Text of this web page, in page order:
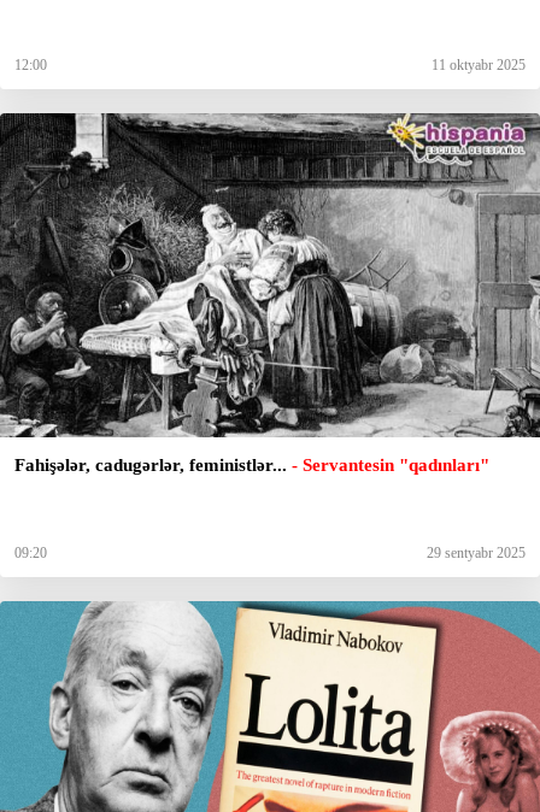
12:00 11 oktyabr 2025
Fahişələr, cadugərlər, feministlər... - Servantesin "qadınları"
09:20 29 sentyabr 2025